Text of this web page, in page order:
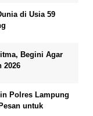
di Usia 59
Begini Agar
2026
Polres Lampung
untuk